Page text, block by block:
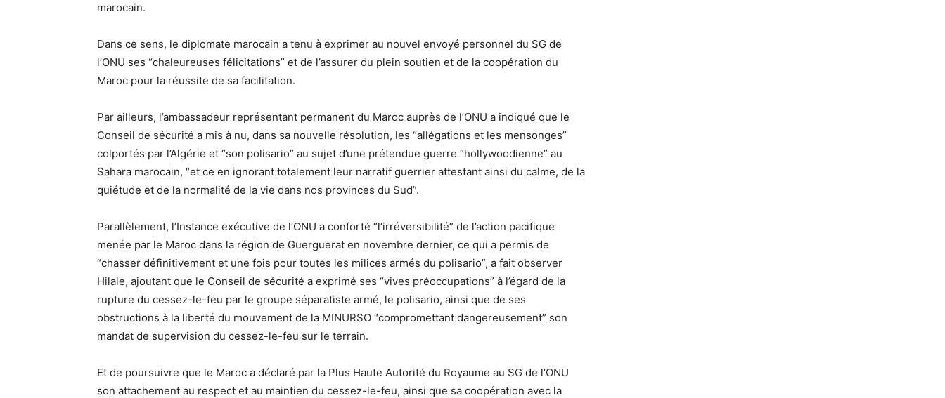
marocain.
Dans ce sens, le diplomate marocain a tenu à exprimer au nouvel envoyé personnel du SG de
l’ONU ses “chaleureuses félicitations” et de l’assurer du plein soutien et de la coopération du
Maroc pour la réussite de sa facilitation.
Par ailleurs, l’ambassadeur représentant permanent du Maroc auprès de l’ONU a indiqué que le
Conseil de sécurité a mis à nu, dans sa nouvelle résolution, les “allégations et les mensonges”
colportés par l’Algérie et “son polisario” au sujet d’une prétendue guerre “hollywoodienne” au
Sahara marocain, “et ce en ignorant totalement leur narratif guerrier attestant ainsi du calme, de la
quiétude et de la normalité de la vie dans nos provinces du Sud”.
Parallèlement, l’Instance exécutive de l’ONU a conforté “l’irréversibilité” de l’action pacifique
menée par le Maroc dans la région de Guerguerat en novembre dernier, ce qui a permis de
“chasser définitivement et une fois pour toutes les milices armés du polisario”, a fait observer
Hilale, ajoutant que le Conseil de sécurité a exprimé ses “vives préoccupations” à l’égard de la
rupture du cessez-le-feu par le groupe séparatiste armé, le polisario, ainsi que de ses
obstructions à la liberté du mouvement de la MINURSO “compromettant dangereusement” son
mandat de supervision du cessez-le-feu sur le terrain.
Et de poursuivre que le Maroc a déclaré par la Plus Haute Autorité du Royaume au SG de l’ONU
son attachement au respect et au maintien du cessez-le-feu, ainsi que sa coopération avec la